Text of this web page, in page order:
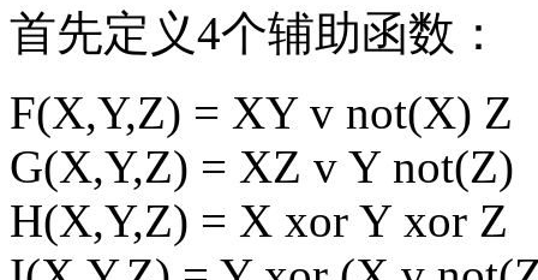
首先定义4个辅助函数：
F(X,Y,Z) = XY v not(X) Z
G(X,Y,Z) = XZ v Y not(Z)
H(X,Y,Z) = X xor Y xor Z